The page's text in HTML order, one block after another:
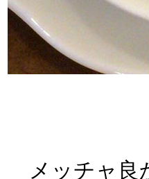
メッチャ良